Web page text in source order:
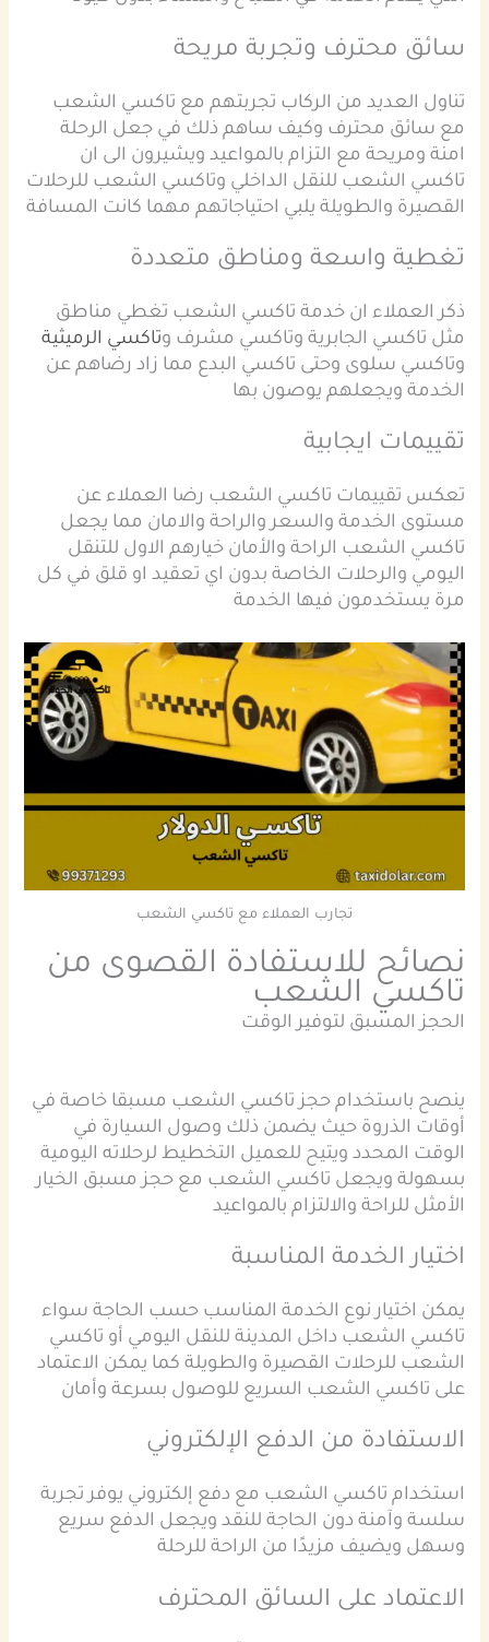
سائق محترف وتجربة مريحة
تناول العديد من الركاب تجربتهم مع تاكسي الشعب
مع سائق محترف وكيف ساهم ذلك في جعل الرحلة
امنة ومريحة مع التزام بالمواعيد ويشيرون الى ان
تاكسي الشعب للنقل الداخلي وتاكسي الشعب للرحلات
القصيرة والطويلة يلبي احتياجاتهم مهما كانت المسافة
تغطية واسعة ومناطق متعددة
ذكر العملاء ان خدمة تاكسي الشعب تغطي مناطق
مثل تاكسي الجابرية وتاكسي مشرف وتاكسي الرميثية
وتاكسي سلوى وحتى تاكسي البدع مما زاد رضاهم عن
الخدمة ويجعلهم يوصون بها
تقييمات ايجابية
تعكس تقييمات تاكسي الشعب رضا العملاء عن
مستوى الخدمة والسعر والراحة والامان مما يجعل
تاكسي الشعب الراحة والأمان خيارهم الاول للتنقل
اليومي والرحلات الخاصة بدون اي تعقيد او قلق في كل
مرة يستخدمون فيها الخدمة
تجارب العملاء مع تاكسي الشعب
نصائح للاستفادة القصوى من
تاكسي الشعب
الحجز المسبق لتوفير الوقت
ينصح باستخدام حجز تاكسي الشعب مسبقا خاصة في
أوقات الذروة حيث يضمن ذلك وصول السيارة في
الوقت المحدد ويتيح للعميل التخطيط لرحلاته اليومية
بسهولة ويجعل تاكسي الشعب مع حجز مسبق الخيار
الأمثل للراحة والالتزام بالمواعيد
اختيار الخدمة المناسبة
يمكن اختيار نوع الخدمة المناسب حسب الحاجة سواء
تاكسي الشعب داخل المدينة للنقل اليومي أو تاكسي
الشعب للرحلات القصيرة والطويلة كما يمكن الاعتماد
على تاكسي الشعب السريع للوصول بسرعة وأمان
الاستفادة من الدفع الإلكتروني
استخدام تاكسي الشعب مع دفع إلكتروني يوفر تجربة
سلسة وآمنة دون الحاجة للنقد ويجعل الدفع سريع
وسهل ويضيف مزيدًا من الراحة للرحلة
الاعتماد على السائق المحترف